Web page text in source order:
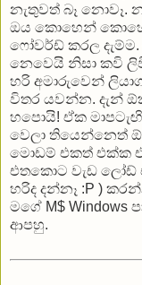
නැතුවත් බෑ නොවෑ.
ඔය කොහෙන්
ෆෝවර්ඩ් කරල
නෙවෙයි නිසා කවි
හරි අමාරුවෙන්
විතර යවන්න. දැන්
හපොයි! ඒක
වෙලා තියෙන්නෙත්
මොඩම් එකත් එක්ක
එතකොට වැඩ ලෝඩ්
හරිද දන්නෑ :P )
මගේ M$
ආපහු.